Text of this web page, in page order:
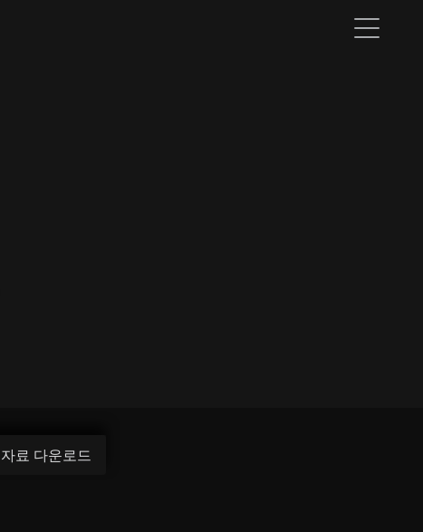
자료 다운로드